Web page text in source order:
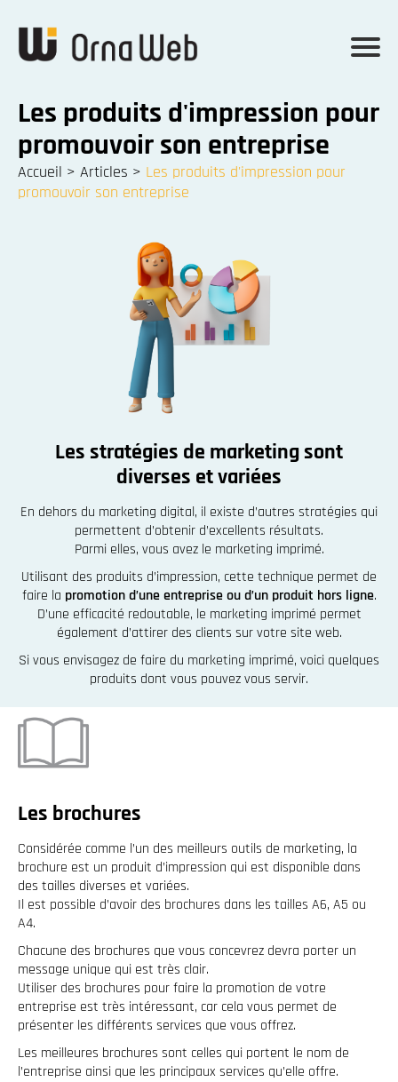
Les produits d'impression pour
promouvoir son entreprise
Accueil > Articles > Les produits d'impression pour
promouvoir son entreprise
Les stratégies de marketing sont
diverses et variées
En dehors du marketing digital, il existe d’autres stratégies qui
permettent d’obtenir d’excellents résultats.
Parmi elles, vous avez le marketing imprimé.
Utilisant des produits d’impression, cette technique permet de
faire la promotion d’une entreprise ou d’un produit hors ligne.
D’une efficacité redoutable, le marketing imprimé permet
également d’attirer des clients sur votre site web.
Si vous envisagez de faire du marketing imprimé, voici quelques
produits dont vous pouvez vous servir.
Les brochures
Considérée comme l’un des meilleurs outils de marketing, la
brochure est un produit d’impression qui est disponible dans
des tailles diverses et variées.
Il est possible d’avoir des brochures dans les tailles A6, A5 ou
A4.
Chacune des brochures que vous concevrez devra porter un
message unique qui est très clair.
Utiliser des brochures pour faire la promotion de votre
entreprise est très intéressant, car cela vous permet de
présenter les différents services que vous offrez.
Les meilleures brochures sont celles qui portent le nom de
l’entreprise ainsi que les principaux services qu’elle offre.